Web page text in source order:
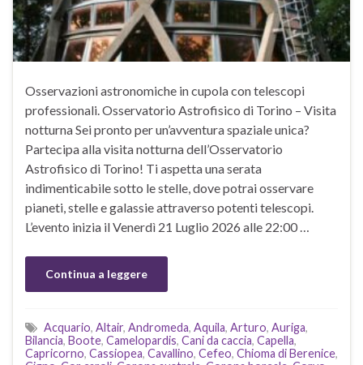
Osservazioni astronomiche in cupola con telescopi
professionali. Osservatorio Astrofisico di Torino – Visita
notturna Sei pronto per un’avventura spaziale unica?
Partecipa alla visita notturna dell’Osservatorio
Astrofisico di Torino! Ti aspetta una serata
indimenticabile sotto le stelle, dove potrai osservare
pianeti, stelle e galassie attraverso potenti telescopi.
L’evento inizia il Venerdì 21 Luglio 2026 alle 22:00 …
Continua a leggere
Acquario, Altair, Andromeda, Aquila, Arturo, Auriga,
Bilancia, Boote, Camelopardis, Cani da caccia, Capella,
Capricorno, Cassiopea, Cavallino, Cefeo, Chioma di Berenice,